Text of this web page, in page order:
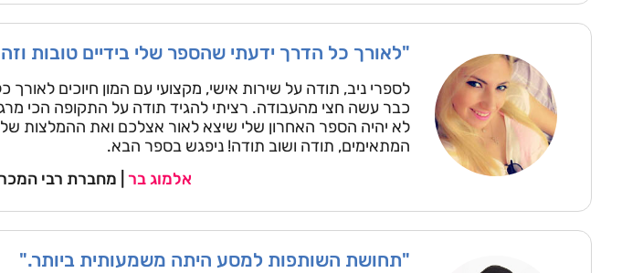
"לאורך כל הדרך ידעתי שהספר שלי בידיים טובות
לספרי ניב, תודה על שירות אישי, מקצועי עם המון חיוכים
כבר עשה חצי מהעבודה. רציתי להגיד תודה על התקופה הכי
לא יהיה הספר האחרון שלי שיצא לאור אצלכם ואת ההמלצות
המתאימים, תודה ושוב תודה! ניפגש בספר הבא.
אלמוג בר| מחברת רבי המכר
"תחושת השותפות למסע היתה משמעותית ביותר."